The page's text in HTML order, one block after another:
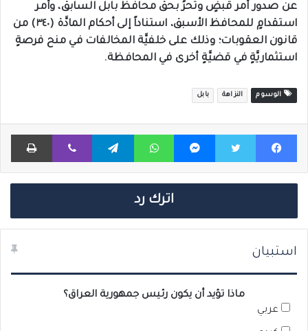
عن صدور أمر قبضٍ وتحرٍّ بحق محافظ بابل السابق، وأمر
استقدامٍ للمحافظ الأسبق، استناداً إلى أحكام المادَّة (٣٤٠) من
قانون العقوبات؛ وذلك على خلفيَّة المخالفات في منح فرصةٍ
استثماريَّةٍ في قضيَّةٍ أخرى في المحافظة.
الوسوم النزاهة بابل
فيسبوك تويتر ماسنجر واتساب تيلقرام ڤايبر
اترك رد
استبيان
ماذا تؤيد أن يكون رئيس جمهورية العراق؟
عربي